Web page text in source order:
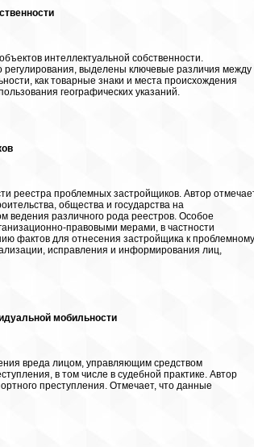
интеллектуальной собственности.
регулирования, выделены ключевые различия между
как товарные знаки и места происхождения
географических указаний.
реестра проблемных застройщиков. Автор
общества и государства на
ведения различного рода реестров. Особое
правовыми мерами, в частности
фактов для отнесения застройщика к
исправления и информирования лиц,
мобильности
вреда лицом, управляющим средством
в том числе в судебной практике. Автор
преступления. Отмечает, что данные